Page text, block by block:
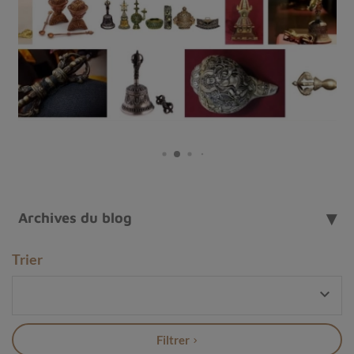
couleurs, de formes et de textures, ce qui permet de
Archives du blog
Trier

Filtrer